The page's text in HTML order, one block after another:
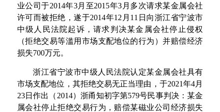
业公司于2014年3月 至201 5年3 月多次请求某金属会社
许可而被拒绝，遂于2014年1 2 月 1 1 日向浙江省宁波市
中级人民法院起诉，请求判决某金属会社停止侵权
（拒绝交易等滥用市场支配地位的行为）并赔偿经济
损失700万元。
浙江省宁波市中级人民法院认定某金属会社具有
市场支配地位，其拒绝交易无正当理由， 于2021年4月
23日作出 （ 2014）浙甬知初字第579号民事判决：某金
属会社停止拒绝交易行为，赔偿某磁业公司经济损失